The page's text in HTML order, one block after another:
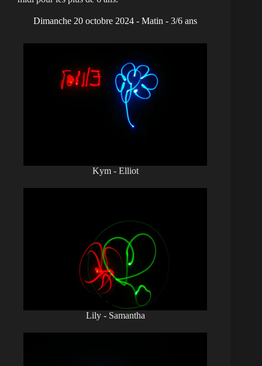
Dimanche 20 octobre 2024 - Matin - 3/6 ans
Kym - Elliot
Lily - Samantha